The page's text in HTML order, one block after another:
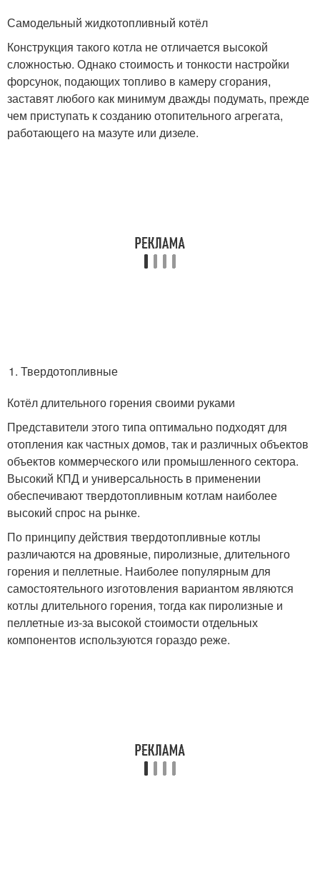
Самодельный жидкотопливный котёл
Конструкция такого котла не отличается высокой
сложностью. Однако стоимость и тонкости настройки
форсунок, подающих топливо в камеру сгорания,
заставят любого как минимум дважды подумать, прежде
чем приступать к созданию отопительного агрегата,
работающего на мазуте или дизеле.
Твердотопливные
Котёл длительного горения своими руками
Представители этого типа оптимально подходят для
отопления как частных домов, так и различных объектов
объектов коммерческого или промышленного сектора.
Высокий КПД и универсальность в применении
обеспечивают твердотопливным котлам наиболее
высокий спрос на рынке.
По принципу действия твердотопливные котлы
различаются на дровяные, пиролизные, длительного
горения и пеллетные. Наиболее популярным для
самостоятельного изготовления вариантом являются
котлы длительного горения, тогда как пиролизные и
пеллетные из-за высокой стоимости отдельных
компонентов используются гораздо реже.